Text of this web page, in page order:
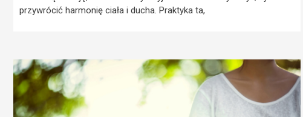
przywrócić harmonię ciała i ducha. Praktyka ta,